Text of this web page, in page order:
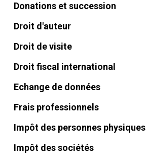
Donations et succession
Droit d'auteur
Droit de visite
Droit fiscal international
Echange de données
Frais professionnels
Impôt des personnes physiques
Impôt des sociétés